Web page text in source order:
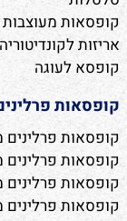
קופסאות מעוצבות
אריזות לקונדיטוריה
קופסא לעוגה
קופסאות
קופסאות פרלינים
קופסאות
קופסאות
קופסאות